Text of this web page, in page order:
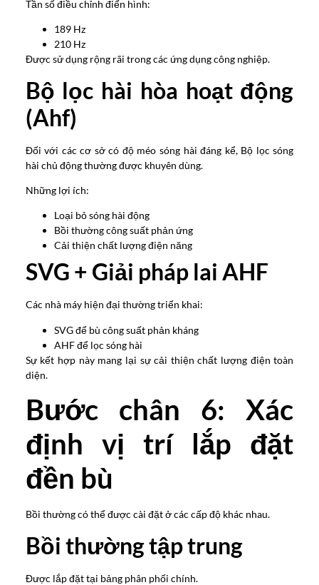
Tần số điều chỉnh điển hình:
189 Hz
210 Hz
Được sử dụng rộng rãi trong các ứng dụng công nghiệp.
Bộ lọc hài hòa hoạt động
(Ahf)
Đối với các cơ sở có độ méo sóng hài đáng kể, Bộ lọc sóng
hài chủ động thường được khuyên dùng.
Những lợi ích:
Loại bỏ sóng hài động
Bồi thường công suất phản ứng
Cải thiện chất lượng điện năng
SVG + Giải pháp lai AHF
Các nhà máy hiện đại thường triển khai:
SVG để bù công suất phản kháng
AHF để lọc sóng hài
Sự kết hợp này mang lại sự cải thiện chất lượng điện toàn
diện.
Bước chân 6: Xác
định vị trí lắp đặt
đền bù
Bồi thường có thể được cài đặt ở các cấp độ khác nhau.
Bồi thường tập trung
Được lắp đặt tại bảng phân phối chính.